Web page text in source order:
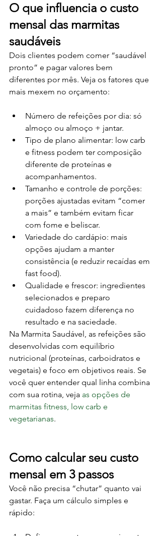
O que influencia o custo
mensal das marmitas
saudáveis
Dois clientes podem comer “saudável
pronto” e pagar valores bem
diferentes por mês. Veja os fatores que
mais mexem no orçamento:
Número de refeições por dia: só
almoço ou almoço + jantar.
Tipo de plano alimentar: low carb
e fitness podem ter composição
diferente de proteínas e
acompanhamentos.
Tamanho e controle de porções:
porções ajustadas evitam “comer
a mais” e também evitam ficar
com fome e beliscar.
Variedade do cardápio: mais
opções ajudam a manter
consistência (e reduzir recaídas em
fast food).
Qualidade e frescor: ingredientes
selecionados e preparo
cuidadoso fazem diferença no
resultado e na saciedade.
Na Marmita Saudável, as refeições são
desenvolvidas com equilíbrio
nutricional (proteínas, carboidratos e
vegetais) e foco em objetivos reais. Se
você quer entender qual linha combina
com sua rotina, veja as opções de
marmitas fitness, low carb e
vegetarianas.
Como calcular seu custo
mensal em 3 passos
Você não precisa “chutar” quanto vai
gastar. Faça um cálculo simples e
rápido: